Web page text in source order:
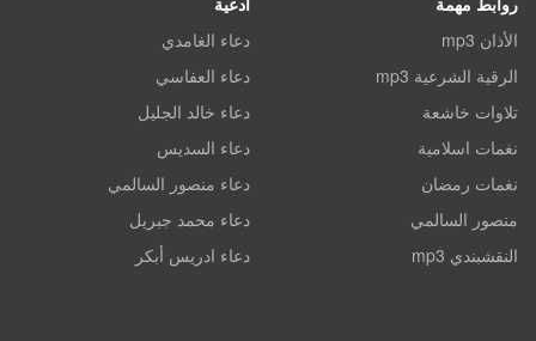
الأذان mp3
الرقية الشرعية mp3
تلاوات خاشعة
نغمات اسلامية
نغمات رمضان
منصور السالمي
النقشبندي mp3
دعاء الغامدي
دعاء العفاسي
دعاء خالد الجليل
دعاء السديس
دعاء منصور السالمي
دعاء محمد جبريل
دعاء ادريس أبكر